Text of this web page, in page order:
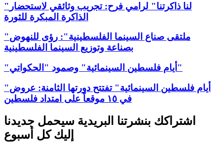
"لنا ذاكرتنا" لرامي فرح: تجريب وثائقي لاستحضار
الذاكرة المبكرة للثورة
"ملتقى صناع السينما الفلسطينية": رؤى للنهوض
بصناعة وتوزيع السينما الفلسطينية
"أيام فلسطين السينمائية" وصمود "الحكواتي"
"أيام فلسطين السينمائية" تفتتح دورتها الثامنة: عروض
في ١٥ موقعاً على امتداد فلسطين
اشتراكك بنشرتنا البريدية سيحمل جديدنا
إليك كل أسبوع